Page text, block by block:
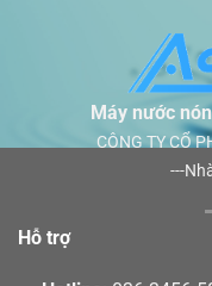
Máy nước
CÔNG TY CỔ
---
Hỗ trợ